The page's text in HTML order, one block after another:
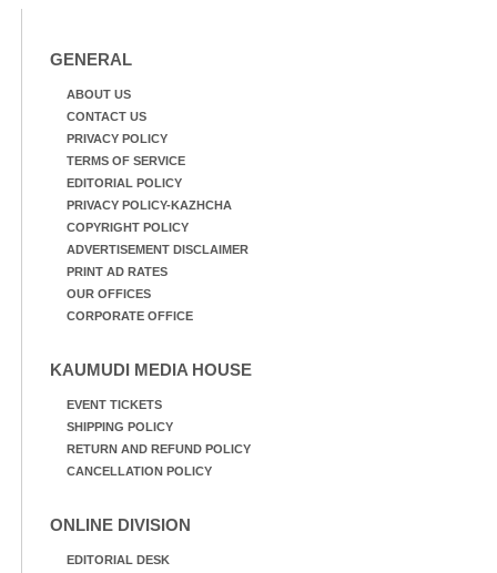
GENERAL
ABOUT US
CONTACT US
PRIVACY POLICY
TERMS OF SERVICE
EDITORIAL POLICY
PRIVACY POLICY-KAZHCHA
COPYRIGHT POLICY
ADVERTISEMENT DISCLAIMER
PRINT AD RATES
OUR OFFICES
CORPORATE OFFICE
KAUMUDI MEDIA HOUSE
EVENT TICKETS
SHIPPING POLICY
RETURN AND REFUND POLICY
CANCELLATION POLICY
ONLINE DIVISION
EDITORIAL DESK